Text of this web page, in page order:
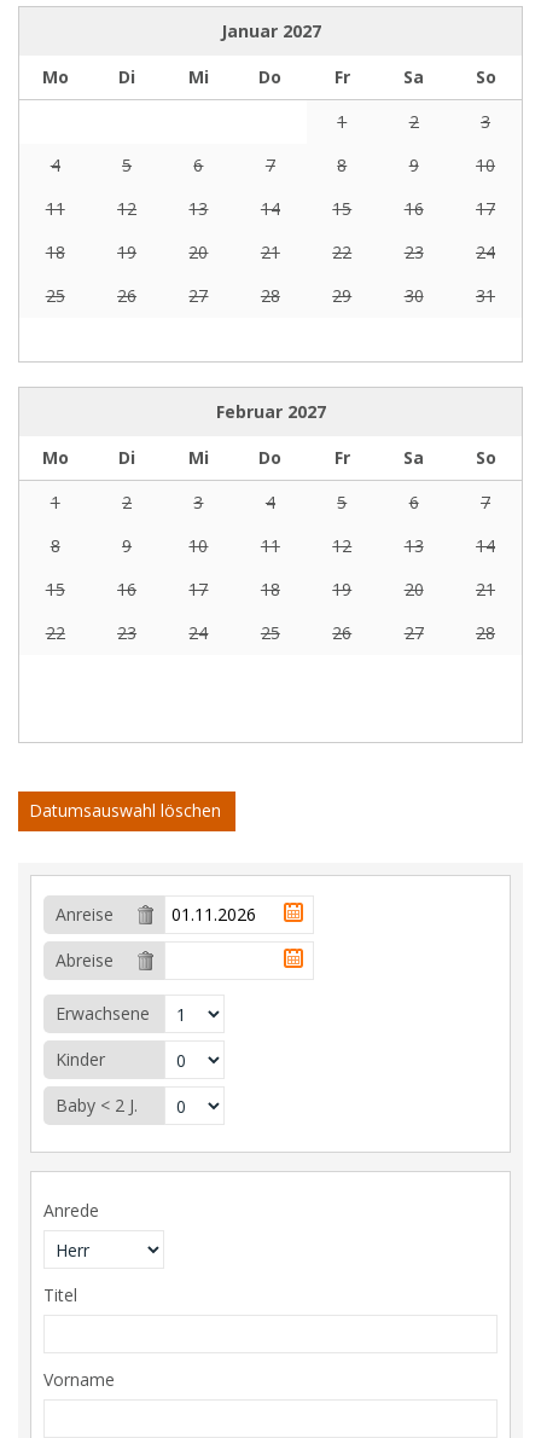
Januar 2027
Mo
Di Mi Do Fr Sa
So
1
2
3
4
5 6 7 8 9
10
11
12 13 14 15 16
17
18
19 20 21 22 23
24
25
26 27 28 29 30 31
Februar 2027
Mo
Di Mi Do Fr Sa
So
1
2 3 4 5 6
7
8
9 10 11 12 13
14
15
16 17 18 19 20
21
22
23 24 25 26 27 28
Datumsauswahl löschen
Anreise
Abreise
Erwachsene
Kinder
Baby < 2 J.
Anrede
Titel
Vorname